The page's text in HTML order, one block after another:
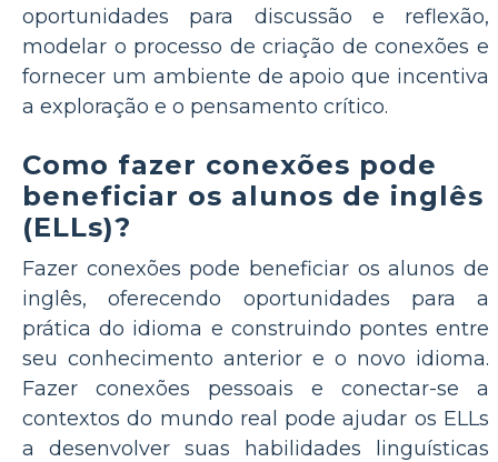
oportunidades para discussão e reflexão,
modelar o processo de criação de conexões e
fornecer um ambiente de apoio que incentiva
a exploração e o pensamento crítico.
Como fazer conexões pode
beneficiar os alunos de inglês
(ELLs)?
Fazer conexões pode beneficiar os alunos de
inglês, oferecendo oportunidades para a
prática do idioma e construindo pontes entre
seu conhecimento anterior e o novo idioma.
Fazer conexões pessoais e conectar-se a
contextos do mundo real pode ajudar os ELLs
a desenvolver suas habilidades linguísticas